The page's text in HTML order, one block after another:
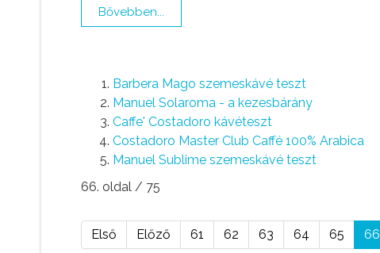
Bővebben...
Barbera Mago szemeskávé teszt
Manuel Solaroma - a kezesbárány
Caffe' Costadoro kávéteszt
Costadoro Master Club Caffé 100% Arabica
Manuel Sublime szemeskávé teszt
66. oldal / 75
Első Előző 61 62 63 64 65 66